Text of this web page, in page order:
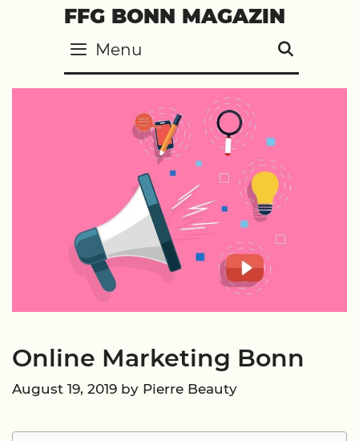
FFG BONN MAGAZIN
Menu
Online Marketing Bonn
August 19, 2019 by Pierre Beauty